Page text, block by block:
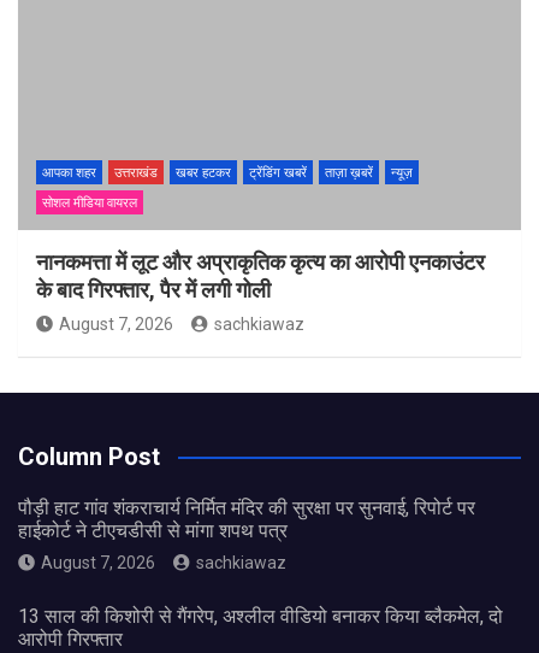
आपका शहर उत्तराखंड खबर हटकर ट्रेंडिंग खबरें ताज़ा ख़बरें
न्यूज़
सोशल मीडिया वायरल
नानकमत्ता में लूट और अप्राकृतिक कृत्य का आरोपी एनकाउंटर
के बाद गिरफ्तार, पैर में लगी गोली
August 7, 2026 sachkiawaz
Column Post
पौड़ी हाट गांव शंकराचार्य निर्मित मंदिर की सुरक्षा पर सुनवाई, रिपोर्ट पर
हाईकोर्ट ने टीएचडीसी से मांगा शपथ पत्र
August 7, 2026 sachkiawaz
13 साल की किशोरी से गैंगरेप, अश्लील वीडियो बनाकर किया ब्लैकमेल, दो
आरोपी गिरफ्तार